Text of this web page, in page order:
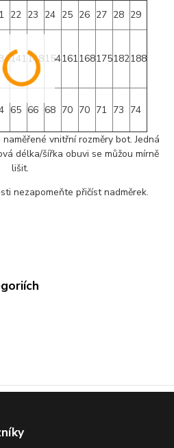
22 23 24 25 26 27 28 29
141148154161168175182188
65 66 68 70 70 71 73 74
vnitřní rozměry bot. Jedná
délka/šířka obuvi se můžou mírně
lišit.
nezapomeňte přičíst nadměrek.